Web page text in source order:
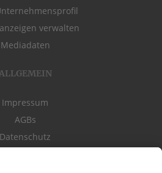
verwalten
Mediadaten
ALLGEMEIN
Impressum
AGBs
Datenschutz